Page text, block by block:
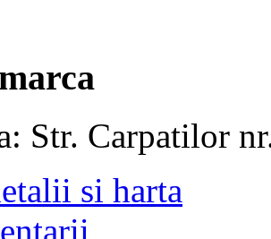
Str. Carpatilor
si harta